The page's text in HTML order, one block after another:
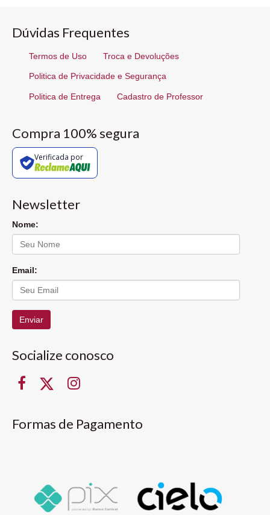
Dúvidas Frequentes
Termos de Uso Troca e Devoluções
Politica de Privacidade e Segurança
Politica de Entrega Cadastro de Professor
Compra 100% segura
Verificada por
Newsletter
Nome:
Email:
Enviar
Socialize conosco
Formas de Pagamento